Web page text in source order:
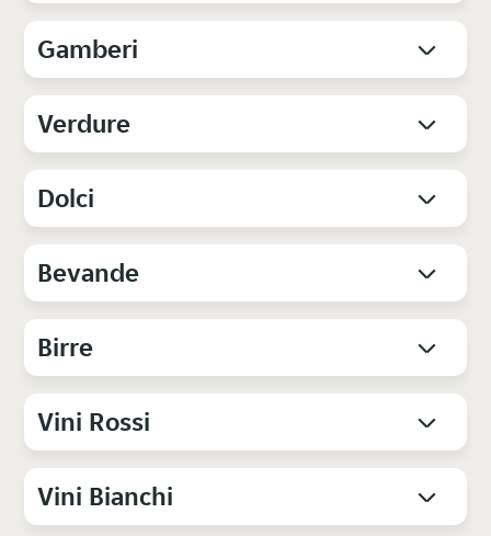
Gamberi
Verdure
Dolci
Bevande
Birre
Vini Rossi
Vini Bianchi